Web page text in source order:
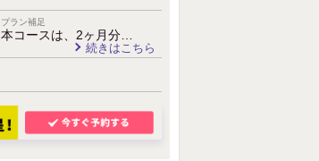
プラン補足
本コースは、2ヶ月分…
続きはこちら